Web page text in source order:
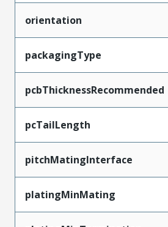
orientation
packagingType
pcbThicknessRecommended
pcTailLength
pitchMatingInterface
platingMinMating